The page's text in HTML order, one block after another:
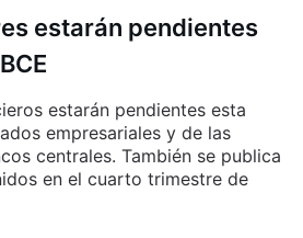
estarán pendientes
estarán pendientes esta
empresariales y de las
centrales. También se publica
en el cuarto trimestre de